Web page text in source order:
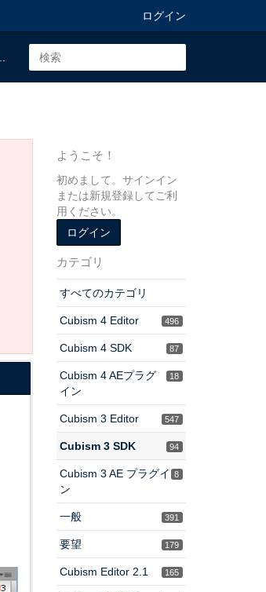
ログイン
ようこそ！
初めまして。サインイン
または新規登録してご利
用ください。
ログイン
カテゴリ
すべてのカテゴリ
496
Cubism 4 Editor
87
Cubism 4 SDK
18
Cubism 4 AEプラグ
イン
547
Cubism 3 Editor
94
Cubism 3 SDK
8
Cubism 3 AE プラグイ
ン
391
一般
179
要望
165
Cubism Editor 2.1